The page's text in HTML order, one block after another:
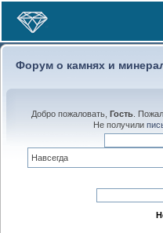
Форум о камнях и
Добро пожаловать, Гость.
Не получили